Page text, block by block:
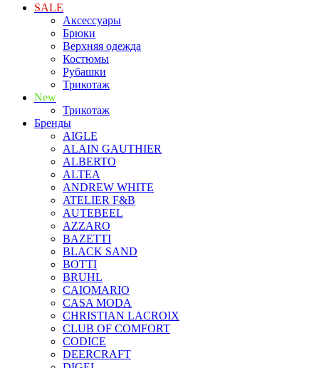
SALE
Аксессуары
Брюки
Верхняя одежда
Костюмы
Рубашки
Трикотаж
New
Трикотаж
Бренды
AIGLE
ALAIN GAUTHIER
ALBERTO
ALTEA
ANDREW WHITE
ATELIER F&B
AUTEBEEL
AZZARO
BAZETTI
BLACK SAND
BOTTI
BRUHL
CAIOMARIO
CASA MODA
CHRISTIAN LACROIX
CLUB OF COMFORT
CODICE
DEERCRAFT